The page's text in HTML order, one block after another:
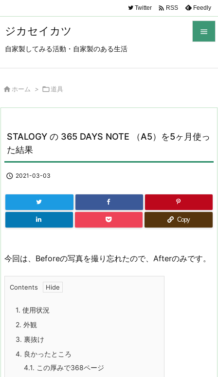
ジカセイカツ
自家製してみる活動・自家製のある生活

次へ
検索
Twitter  RSS Feedly
 ホーム > 道具
STALOGY の 365 DAYS NOTE （A5）を5ヶ月使っ
た結果
 2021-03-03
Copy
今回は、Beforeの写真を撮り忘れたので、Afterのみです。
Contents
1. 使用状況
2. 外観
3. 裏抜け
4. 良かったところ
4.1. この厚みで368ページ